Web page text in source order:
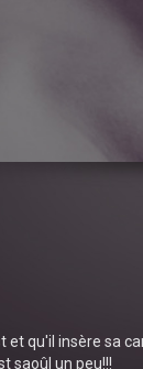
et qu'il insère sa
saoûl un peu!!!